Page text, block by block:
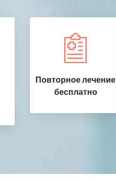
Повторное лечение
бесплатно